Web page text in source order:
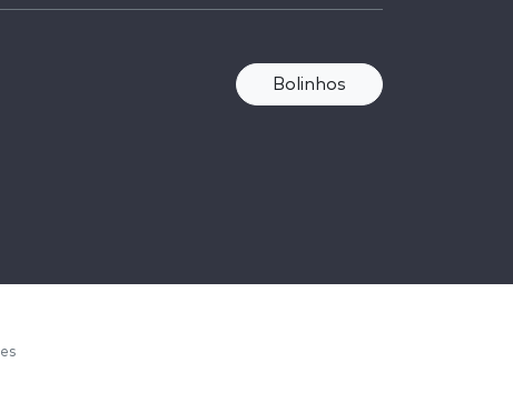
Bolinhos